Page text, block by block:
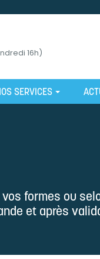
16h)
SERVICES
formes ou
et après